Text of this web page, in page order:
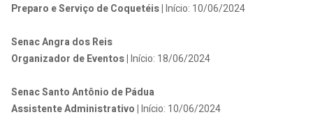
Preparo e Serviço de Coquetéis |Início: 10/06/2024
Senac Angra dos Reis
Organizador de Eventos |Início: 18/06/2024
Senac Santo Antônio de Pádua
Assistente Administrativo |Início: 10/06/2024